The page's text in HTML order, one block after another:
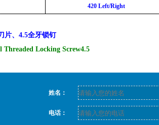
420 Left/Right
片、 4.5全牙锁钉
Threaded Locking Screw4.5
姓名：
电话：